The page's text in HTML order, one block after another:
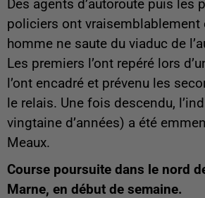
Des agents d’autoroute puis les
policiers ont vraisemblablement
homme ne saute du viaduc de
Les premiers l’ont repéré lors
l’ont encadré et prévenu les
le relais. Une fois descendu,
vingtaine d’années) a été
Meaux.
Course poursuite dans le nord
Marne, en début de semaine.